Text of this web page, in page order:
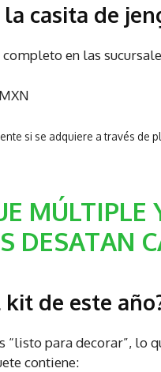
casita de
en las
si se adquiere a través de
MÚLTIPLE
DESATAN
de este
“listo para decorar”, lo
contiene: